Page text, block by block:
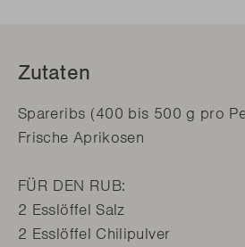
Zutaten
Spareribs (400 bis 500 g pro
Frische Aprikosen
FÜR DEN RUB:
2 Esslöffel Salz
2 Esslöffel Chilipulver